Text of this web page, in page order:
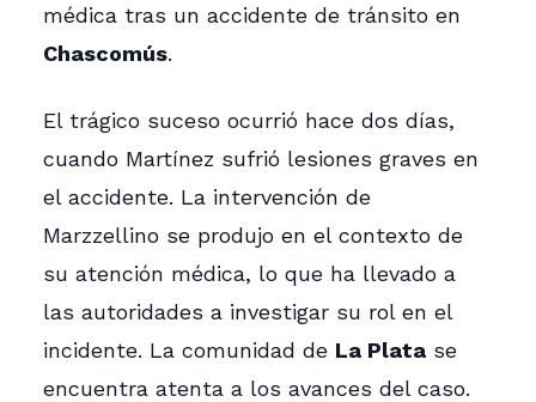
médica tras un accidente de tránsito en
Chascomús.
El trágico suceso ocurrió hace dos días,
cuando Martínez sufrió lesiones graves en
el accidente. La intervención de
Marzzellino se produjo en el contexto de
su atención médica, lo que ha llevado a
las autoridades a investigar su rol en el
incidente. La comunidad de La Plata se
encuentra atenta a los avances del caso.